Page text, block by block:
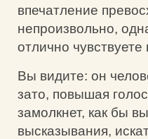
впечатление
непроизвольно,
отлично чувствуете
Вы видите: он
зато, повышая
замолкнет, как бы
высказывания,